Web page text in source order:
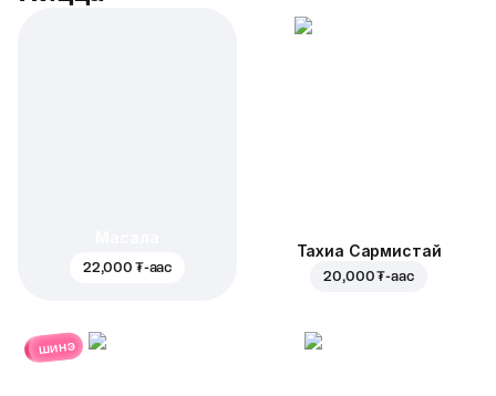
22,000 ₮-аас
Тахиа Сармистай
20,000 ₮-аас
шинэ